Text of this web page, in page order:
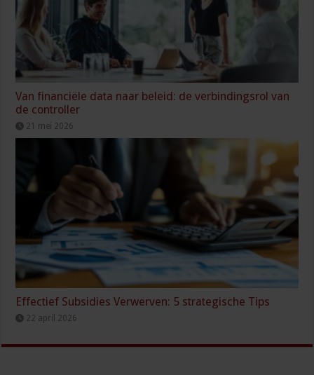
Van financiële data naar beleid: de verbindingsrol van
de controller
21 mei 2026
Effectief Subsidies Verwerven: 5 strategische Tips
22 april 2026